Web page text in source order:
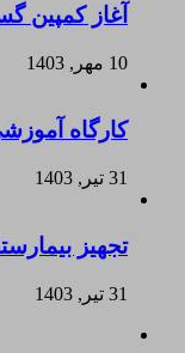
آغاز کمپین
10 مهر, 1403
کارگاه
31 تیر, 1403
تجهیز
31 تیر, 1403